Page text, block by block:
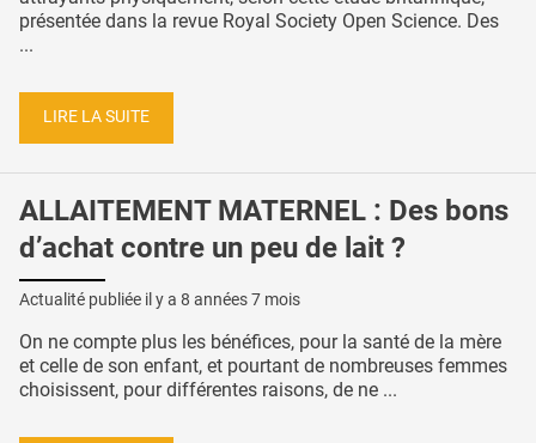
présentée dans la revue Royal Society Open Science. Des
...
LIRE LA SUITE
ALLAITEMENT MATERNEL : Des bons
d’achat contre un peu de lait ?
Actualité publiée il y a 8 années 7 mois
On ne compte plus les bénéfices, pour la santé de la mère
et celle de son enfant, et pourtant de nombreuses femmes
choisissent, pour différentes raisons, de ne ...